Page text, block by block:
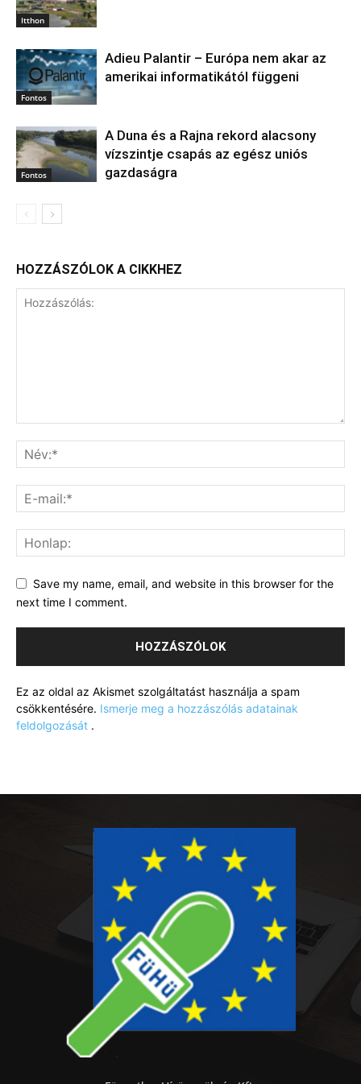
Itthon
Fontos
Adieu Palantir – Európa nem akar az
amerikai informatikától függeni
Fontos
A Duna és a Rajna rekord alacsony
vízszintje csapás az egész uniós
gazdaságra
HOZZÁSZÓLOK A CIKKHEZ
Save my name, email, and website in this browser for the
next time I comment.
Ez az oldal az Akismet szolgáltatást használja a spam
csökkentésére. Ismerje meg a hozzászólás adatainak
feldolgozását .